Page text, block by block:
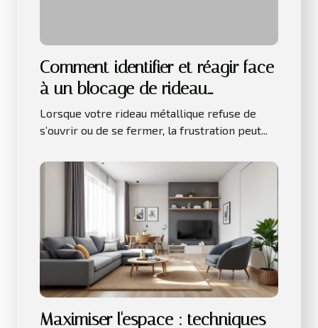
Comment identifier et réagir face
à un blocage de rideau
métallique ?
Lorsque votre rideau métallique refuse de
s’ouvrir ou de se fermer, la frustration peut...
Maximiser l'espace : techniques